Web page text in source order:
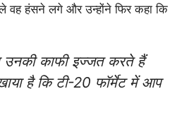
वह हंसने लगे और उन्होंने फिर कहा कि
उनकी काफी इज्जत करते हैं
है कि टी-20 फॉर्मेट में आप